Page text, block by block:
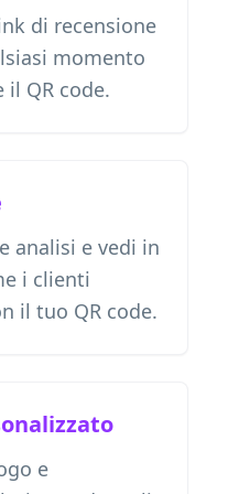
di recensione
momento
il QR code.
analisi e vedi in
i clienti
il tuo QR code.
e